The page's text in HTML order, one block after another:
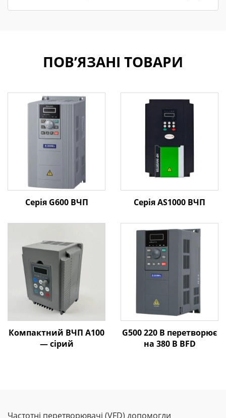
ПОВ’ЯЗАНІ ТОВАРИ
Серія G600 ВЧП Серія AS1000 ВЧП
Компактний ВЧП A100
— сірий
G500 220 В перетворює
на 380 В ВFD
Частотні перетворювачі (VFD) допомогли